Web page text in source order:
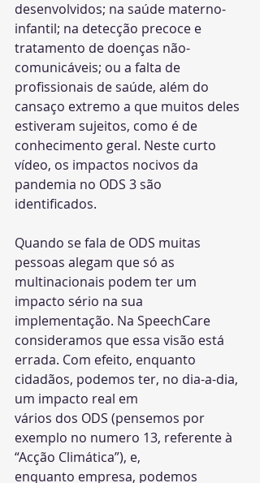
desenvolvidos; na saúde materno-
infantil; na detecção precoce e
tratamento de doenças não-
comunicáveis; ou a falta de
profissionais de saúde, além do
cansaço extremo a que muitos deles
estiveram sujeitos, como é de
conhecimento geral. Neste curto
vídeo, os impactos nocivos da
pandemia no ODS 3 são
identificados.
Quando se fala de ODS muitas
pessoas alegam que só as
multinacionais podem ter um
impacto sério na sua
implementação. Na SpeechCare
consideramos que essa visão está
errada. Com efeito, enquanto
cidadãos, podemos ter, no dia-a-dia,
um impacto real em
vários dos ODS (pensemos por
exemplo no numero 13, referente à
“Acção Climática”), e,
enquanto empresa, podemos